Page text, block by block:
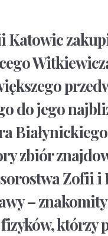
do jego
zbiór
Zofii i
–
którzy